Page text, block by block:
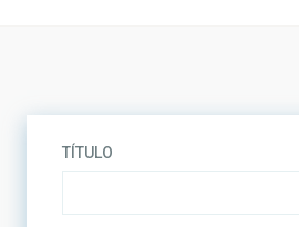
TÍTULO